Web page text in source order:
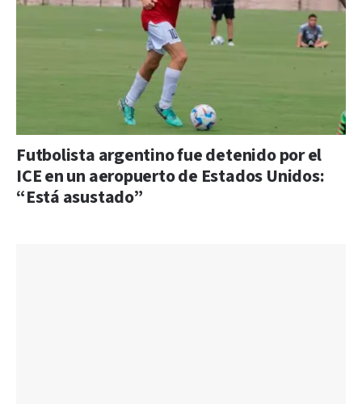
Futbolista argentino fue detenido por el
ICE en un aeropuerto de Estados Unidos:
“Está asustado”